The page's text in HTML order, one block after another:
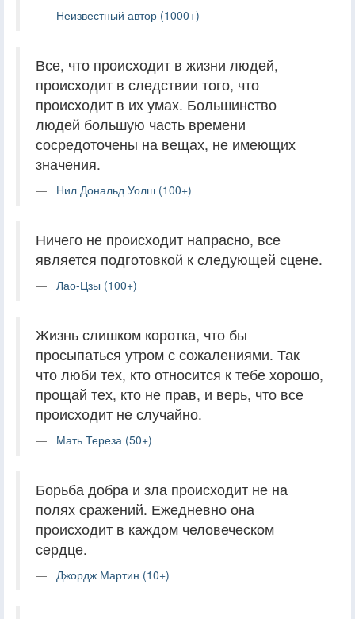
Неизвестный автор (1000+)
Все, что происходит в жизни людей,
происходит в следствии того, что
происходит в их умах. Большинство
людей большую часть времени
сосредоточены на вещах, не имеющих
значения.
Нил Дональд Уолш (100+)
Ничего не происходит напрасно, все
является подготовкой к следующей сцене.
Лао-Цзы (100+)
Жизнь слишком коротка, что бы
просыпаться утром с сожалениями. Так
что люби тех, кто относится к тебе хорошо,
прощай тех, кто не прав, и верь, что все
происходит не случайно.
Мать Тереза (50+)
Борьба добра и зла происходит не на
полях сражений. Ежедневно она
происходит в каждом человеческом
сердце.
Джордж Мартин (10+)